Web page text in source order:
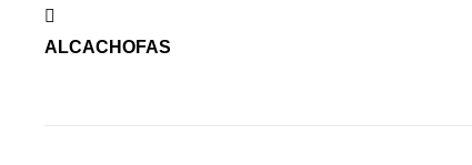
entradas
ALCACHOFAS